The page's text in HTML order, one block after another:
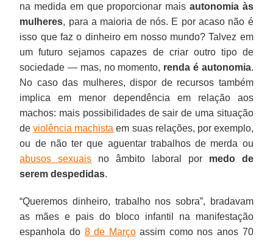
na medida em que proporcionar mais autonomia às
mulheres, para a maioria de nós. E por acaso não é
isso que faz o dinheiro em nosso mundo? Talvez em
um futuro sejamos capazes de criar outro tipo de
sociedade — mas, no momento, renda é autonomia.
No caso das mulheres, dispor de recursos também
implica em menor dependência em relação aos
machos: mais possibilidades de sair de uma situação
deviolência machista em suas relações, por exemplo,
ou de não ter que aguentar trabalhos de merda ou
abusos sexuais no âmbito laboral pormedo de
serem despedidas.
“Queremos dinheiro, trabalho nos sobra”, bradavam
as mães e pais do bloco infantil na manifestação
espanhola do 8 de Marçoassim como nos anos 70